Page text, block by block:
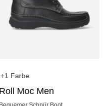
+1 Farbe
Roll Moc Men